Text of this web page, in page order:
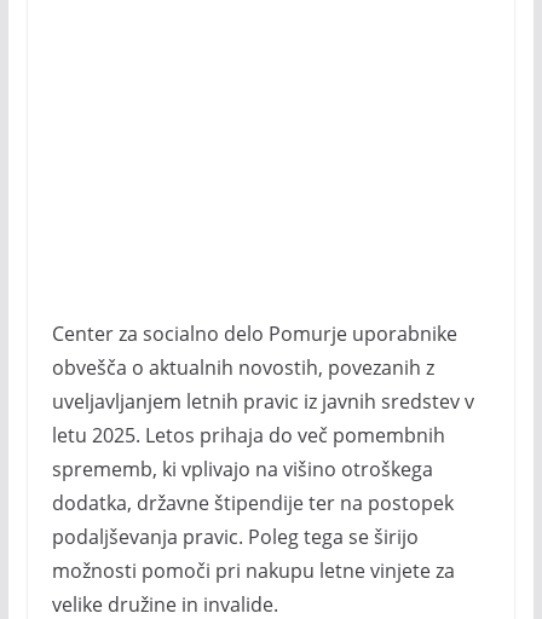
Center za socialno delo Pomurje uporabnike
obvešča o aktualnih novostih, povezanih z
uveljavljanjem letnih pravic iz javnih sredstev v
letu 2025. Letos prihaja do več pomembnih
sprememb, ki vplivajo na višino otroškega
dodatka, državne štipendije ter na postopek
podaljševanja pravic. Poleg tega se širijo
možnosti pomoči pri nakupu letne vinjete za
velike družine in invalide.